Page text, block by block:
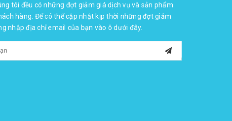
tôi đều có những đợt giảm giá dịch vụ và sản phẩm
hàng. Để có thể cập nhật kịp thời những đợt giảm
nhập địa chỉ email của bạn vào ô dưới đây.